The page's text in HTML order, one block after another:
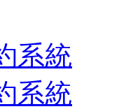
系統
系統